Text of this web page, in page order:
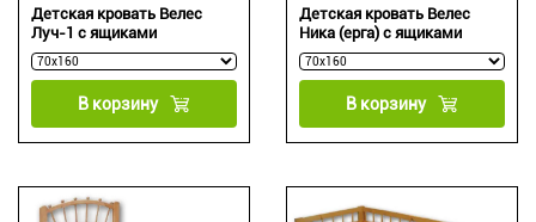
Детская кровать Велес
Луч-1 с ящиками
В корзину
Детская кровать Велес
Ника (ерга) с ящиками
В корзину